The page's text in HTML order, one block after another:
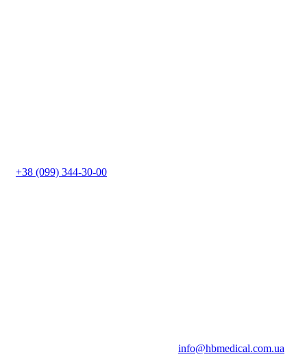
+38 (099) 344-30-00
info@hbmedical.com.ua